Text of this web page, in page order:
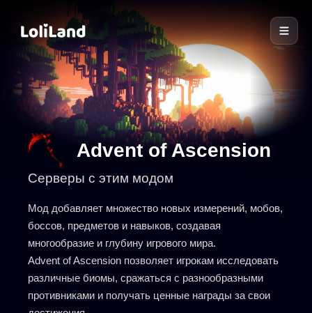
LoliLand
Advent of Ascension
Серверы с этим модом
Мод добавляет множество новых измерений, мобов,
боссов, предметов и навыков, создавая
многообразие и глубину игрового мира.
Advent of Ascension позволяет игрокам исследовать
различные биомы, сражаться с разнообразными
противниками и получать ценные награды за свои